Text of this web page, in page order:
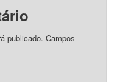
publicado. Campos